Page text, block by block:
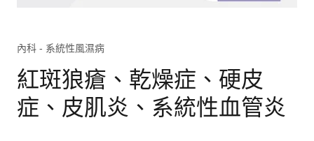
內科 - 系統性風濕病
紅斑狼瘡、乾燥症、硬皮
症、皮肌炎、系統性血管炎